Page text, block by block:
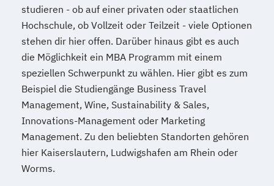
studieren - ob auf einer privaten oder staatlichen
Hochschule, ob Vollzeit oder Teilzeit - viele Optionen
stehen dir hier offen. Darüber hinaus gibt es auch
die Möglichkeit ein MBA Programm mit einem
speziellen Schwerpunkt zu wählen. Hier gibt es zum
Beispiel die Studiengänge Business Travel
Management, Wine, Sustainability & Sales,
Innovations-Management oder Marketing
Management. Zu den beliebten Standorten gehören
hier Kaiserslautern, Ludwigshafen am Rhein oder
Worms.